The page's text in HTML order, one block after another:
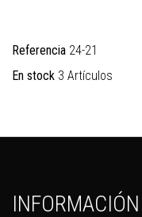
Referencia 24-21
En stock 3 Artículos
INFORMACIÓN